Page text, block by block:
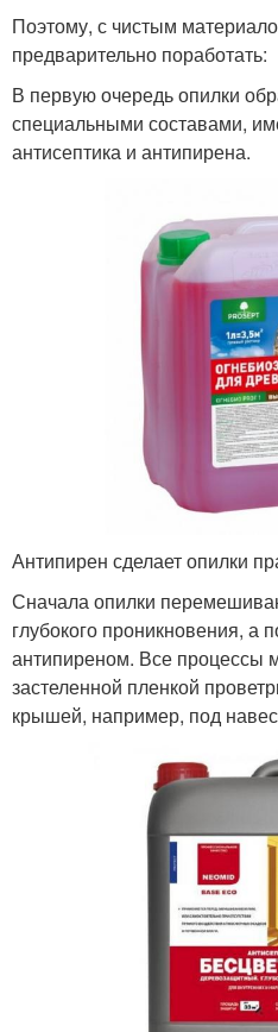
Поэтому, с чистым
предварительно поработать:
В первую очередь опилки
специальными составами,
антисептика и антипирена.
Антипирен сделает опилки
Сначала опилки
глубокого проникновения, а
антипиреном. Все процессы
застеленной пленкой
крышей, например, под